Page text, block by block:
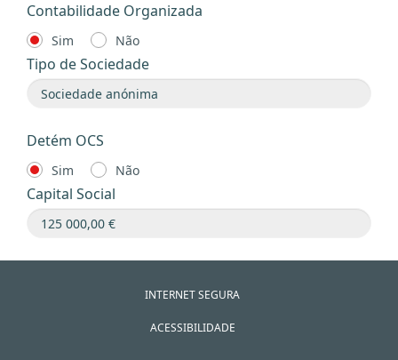
Contabilidade Organizada
Sim Não
Tipo de Sociedade
Detém OCS
Sim Não
Capital Social
INTERNET SEGURA
ACESSIBILIDADE